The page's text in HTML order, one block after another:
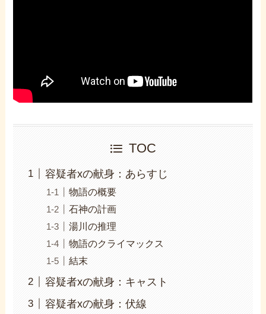
TOC
容疑者xの献身：あらすじ
物語の概要
石神の計画
湯川の推理
物語のクライマックス
結末
容疑者xの献身：キャスト
容疑者xの献身：伏線